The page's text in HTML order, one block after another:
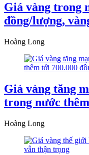
Giá vàng trong
đồng/lượng,
Hoàng Long
Giá vàng tăng
trong nước
Hoàng Long